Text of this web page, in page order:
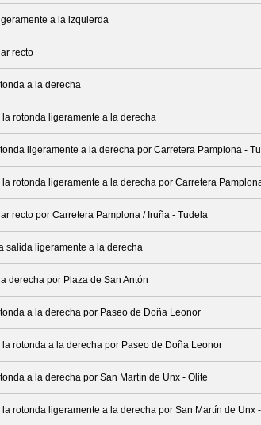
a la izquierda
recto
a la derecha
la rotonda ligeramente a la derecha
ligeramente a la derecha por Carretera Pamplona -
la rotonda ligeramente a la derecha por Carretera
recto por Carretera Pamplona / Iruña - Tudela
salida ligeramente a la derecha
derecha por Plaza de San Antón
a la derecha por Paseo de Doña Leonor
la rotonda a la derecha por Paseo de Doña Leonor
a la derecha por San Martín de Unx - Olite
rotonda ligeramente a la derecha por San Martín de Unx